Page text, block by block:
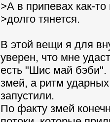
>А в припевах как-
>долго тянется.
В этой вещи я для
уверен, что мне
есть "Шис май бэби".
змей, а ритм ударных
запустили.
По факту змей